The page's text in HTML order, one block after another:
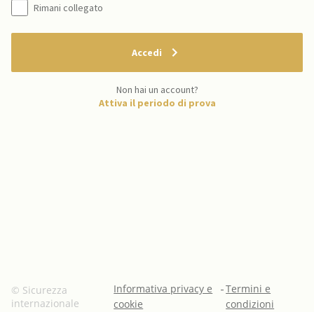
Rimani collegato
Accedi
Non hai un account?
Attiva il periodo di prova
© Sicurezza
internazionale
Informativa privacy e
cookie
-Termini e
condizioni